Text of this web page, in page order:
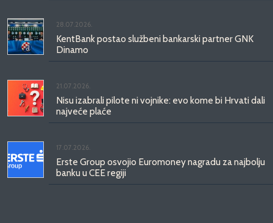
28.07.2026.
KentBank postao službeni bankarski partner GNK
Dinamo
21.07.2026.
Nisu izabrali pilote ni vojnike: evo kome bi Hrvati dali
najveće plaće
17.07.2026.
Erste Group osvojio Euromoney nagradu za najbolju
banku u CEE regiji